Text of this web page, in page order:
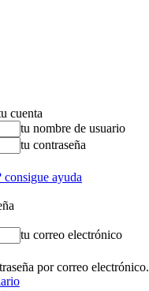
cuenta
tu nombre de usuario
tu contraseña
consigue ayuda
tu correo electrónico
por correo electrónico.